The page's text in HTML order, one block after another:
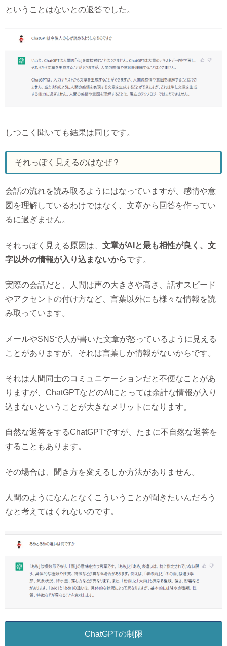
ということはないとの返答でした。
しつこく聞いても結果は同じです。
それっぽく見えるのはなぜ？
会話の流れを読み取るようにはなっていますが、感情や意
図を理解しているわけではなく、文章から回答を作ってい
るに過ぎません。
それっぽく見える原因は、 文章がAIと最も相性が良く、文
字以外の情報が入り込まないからです。
実際の会話だと、人間は声の大きさや高さ、話すスピード
やアクセントの付け方など、言葉以外にも様々な情報を読
み取っています。
メールやSNSで人が書いた文章が怒っているように見える
ことがありますが、それは言葉しか情報がないからです。
それは人間同士のコミュニケーションだと不便なことがあ
りますが、ChatGPTなどのAIにとっては余計な情報が入り
込まないということが大きなメリットになります。
自然な返答をするChatGPTですが、たまに不自然な返答を
することもあります。
その場合は、聞き方を変えるしか方法がありません。
人間のようになんとなくこういうことが聞きたいんだろう
なと考えてはくれないのです。
ChatGPTの制限